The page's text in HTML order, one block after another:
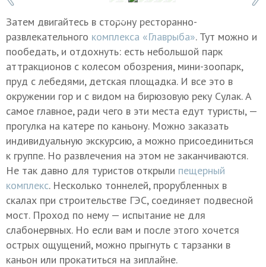
Затем двигайтесь в сторону ресторанно-
развлекательного комплекса «Главрыба». Тут можно и
пообедать, и отдохнуть: есть небольшой парк
аттракционов с колесом обозрения, мини-зоопарк,
пруд с лебедями, детская площадка. И все это в
окружении гор и с видом на бирюзовую реку Сулак. А
самое главное, ради чего в эти места едут туристы, —
прогулка на катере по каньону. Можно заказать
индивидуальную экскурсию, а можно присоединиться
к группе. Но развлечения на этом не заканчиваются.
Не так давно для туристов открыли пещерный
комплекс. Несколько тоннелей, прорубленных в
скалах при строительстве ГЭС, соединяет подвесной
мост. Проход по нему — испытание не для
слабонервных. Но если вам и после этого хочется
острых ощущений, можно прыгнуть с тарзанки в
каньон или прокатиться на зиплайне.